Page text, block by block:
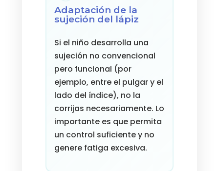
Adaptación de la
sujeción del lápiz
Si el niño desarrolla una
sujeción no convencional
pero funcional (por
ejemplo, entre el pulgar y el
lado del índice), no la
corrijas necesariamente. Lo
importante es que permita
un control suficiente y no
genere fatiga excesiva.